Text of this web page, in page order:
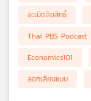
ละเมิดลิขสิทธิ์
Thai PBS Podcast
Economics101
ลอกเลียนแบบ